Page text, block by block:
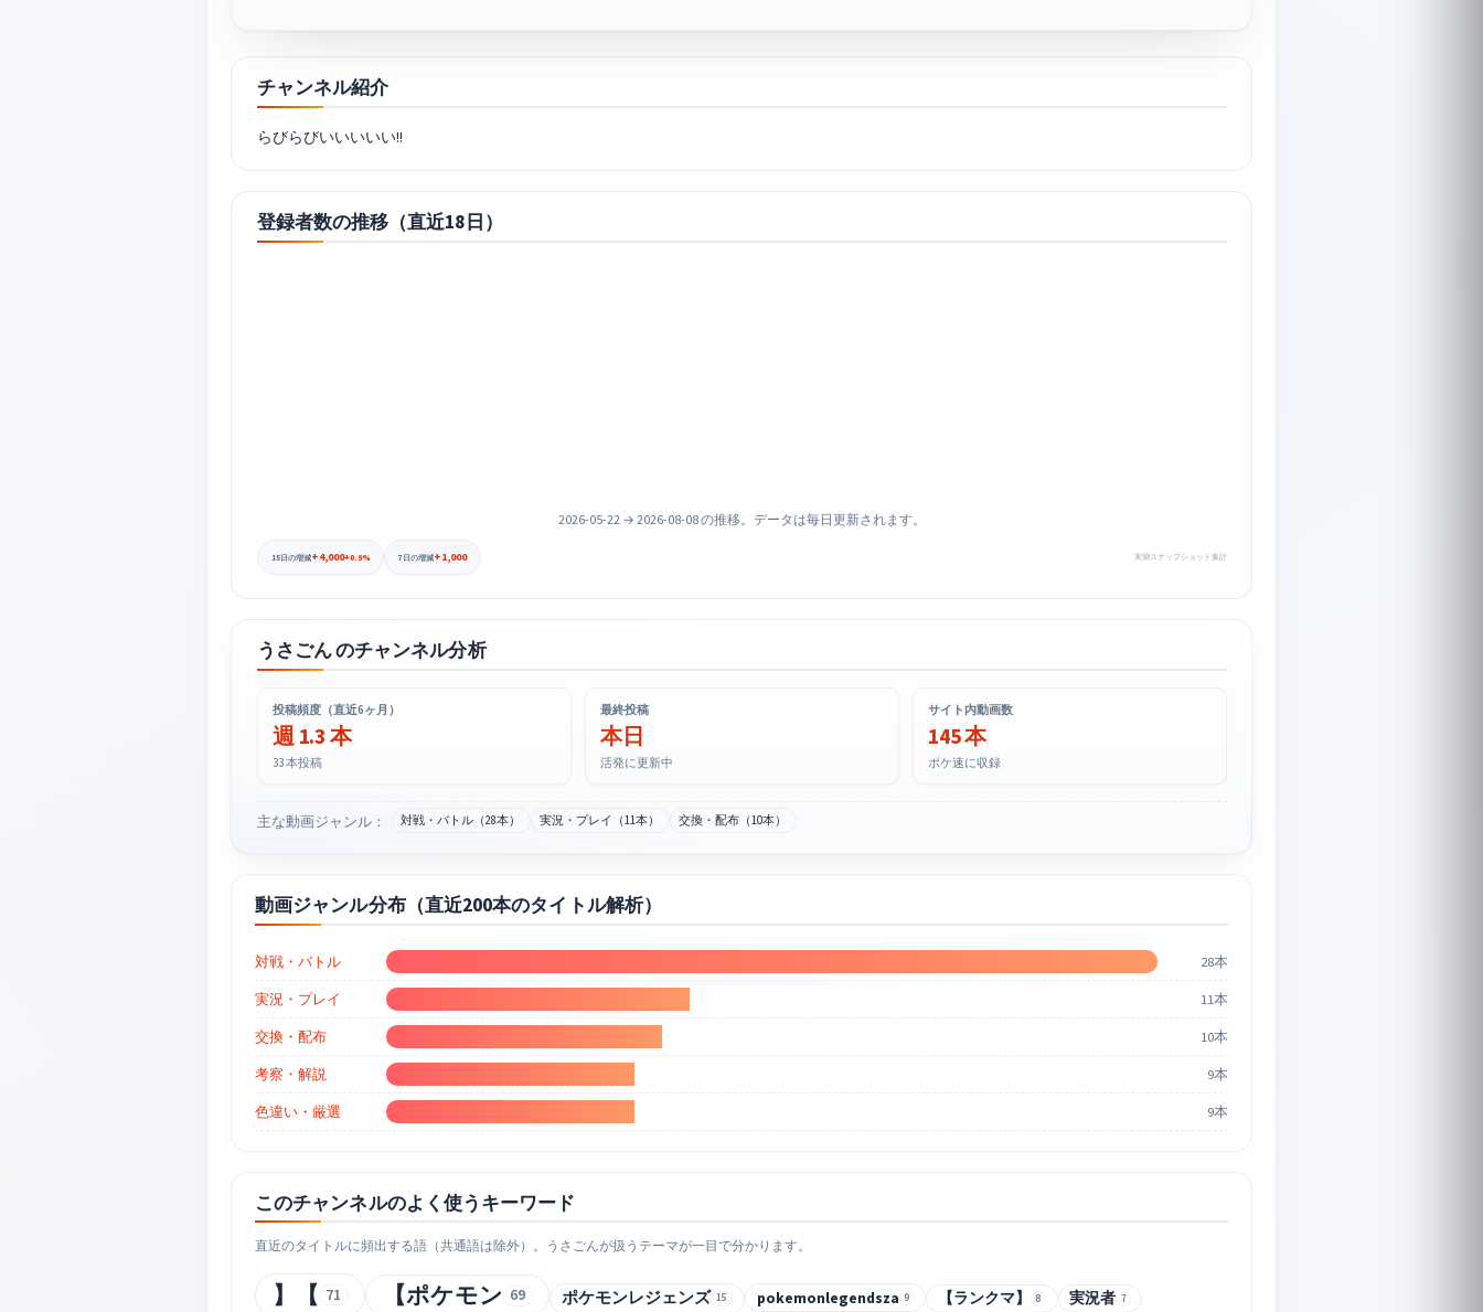
チャンネル紹介
らびらびいいいいい!!
登録者数の推移（直近18日）
2026-05-22 → 2026-08-08 の推移。データは毎日更新されます。
15日の増減+4,000+0.9% 7日の増減+1,000 実測スナップショット集計
うさごん のチャンネル分析
投稿頻度（直近6ヶ月）
週 1.3 本
33 本投稿
最終投稿
本日
活発に更新中
サイト内動画数
145 本
ポケ速に収録
主な動画ジャンル： 対戦・バトル（28本） 実況・プレイ（11本） 交換・配布（10本）
動画ジャンル分布（直近200本のタイトル解析）
対戦・バトル 28本
実況・プレイ 11本
交換・配布 10本
考察・解説 9本
色違い・厳選 9本
このチャンネルのよく使うキーワード
直近のタイトルに頻出する語（共通語は除外）。うさごんが扱うテーマが一目で分かります。
】【 71 【ポケモン 69 ポケモンレジェンズ 15 pokemonlegendsza 9 【ランクマ】 8 実況者 7